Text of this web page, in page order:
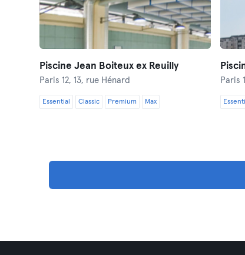
Piscine Jean Boiteux ex Reuilly
Paris 12,13, rue Hénard
Essential Classic Premium Max
Paris